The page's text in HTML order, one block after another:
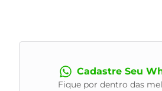
Cadastre Seu
Fique por dentro das